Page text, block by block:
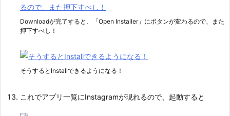
Downloadが完了すると、「Open Installer」にボタンが変わるので、また
押下すべし！
そうするとInstallできるようになる！
これでアプリ一覧にInstagramが現れるので、起動すると